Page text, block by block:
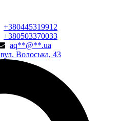
+380445319912
+380503370033
aq**@**.ua
вул. Волоська, 43